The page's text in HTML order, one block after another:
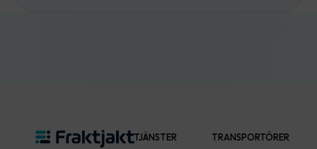
TJÄNSTER
TRANSPORTÖRER